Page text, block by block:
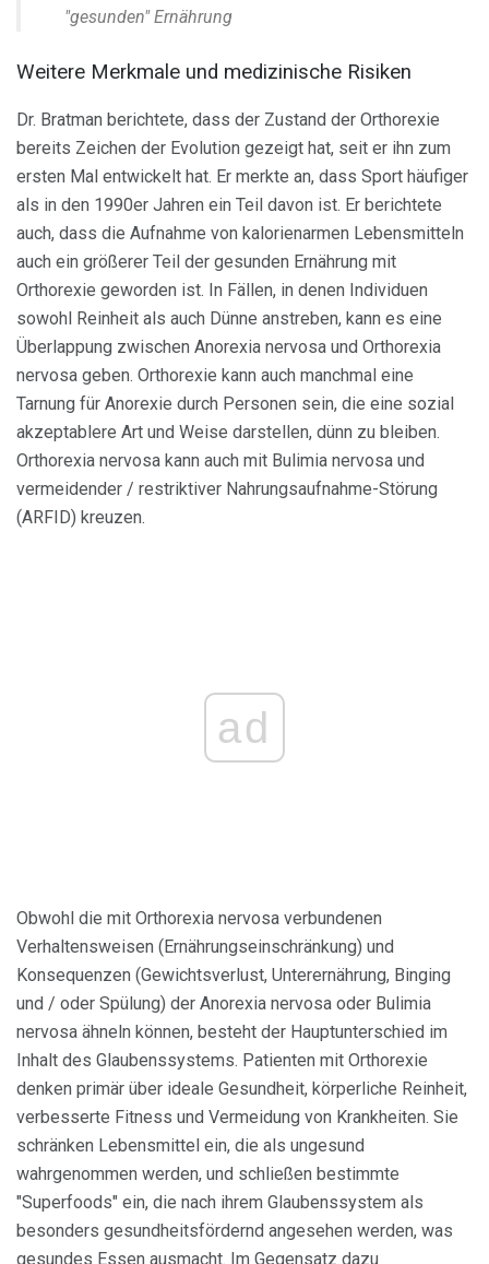
"gesunden" Ernährung
Weitere Merkmale und medizinische Risiken
Dr. Bratman berichtete, dass der Zustand der Orthorexie
bereits Zeichen der Evolution gezeigt hat, seit er ihn zum
ersten Mal entwickelt hat. Er merkte an, dass Sport häufiger
als in den 1990er Jahren ein Teil davon ist. Er berichtete
auch, dass die Aufnahme von kalorienarmen Lebensmitteln
auch ein größerer Teil der gesunden Ernährung mit
Orthorexie geworden ist. In Fällen, in denen Individuen
sowohl Reinheit als auch Dünne anstreben, kann es eine
Überlappung zwischen Anorexia nervosa und Orthorexia
nervosa geben. Orthorexie kann auch manchmal eine
Tarnung für Anorexie durch Personen sein, die eine sozial
akzeptablere Art und Weise darstellen, dünn zu bleiben.
Orthorexia nervosa kann auch mit Bulimia nervosa und
vermeidender / restriktiver Nahrungsaufnahme-Störung
(ARFID) kreuzen.
ad
Obwohl die mit Orthorexia nervosa verbundenen
Verhaltensweisen (Ernährungseinschränkung) und
Konsequenzen (Gewichtsverlust, Unterernährung, Binging
und / oder Spülung) der Anorexia nervosa oder Bulimia
nervosa ähneln können, besteht der Hauptunterschied im
Inhalt des Glaubenssystems. Patienten mit Orthorexie
denken primär über ideale Gesundheit, körperliche Reinheit,
verbesserte Fitness und Vermeidung von Krankheiten. Sie
schränken Lebensmittel ein, die als ungesund
wahrgenommen werden, und schließen bestimmte
"Superfoods" ein, die nach ihrem Glaubenssystem als
besonders gesundheitsfördernd angesehen werden, was
gesundes Essen ausmacht. Im Gegensatz dazu